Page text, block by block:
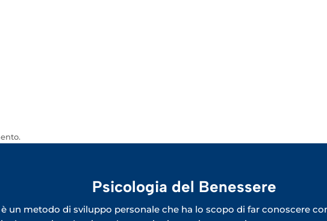
Psicologia del Benessere
un metodo di sviluppo personale che ha lo scopo di far conoscere